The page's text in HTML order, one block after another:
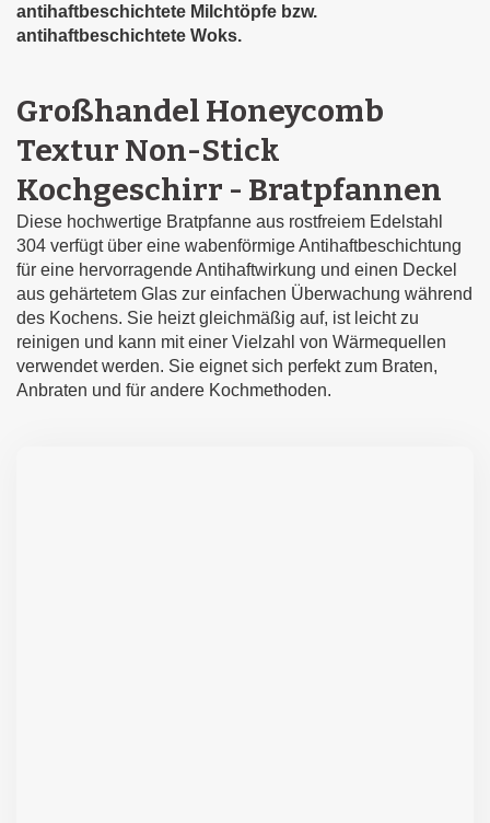
antihaftbeschichtete Milchtöpfe bzw.
antihaftbeschichtete Woks.
Großhandel Honeycomb
Textur Non-Stick
Kochgeschirr - Bratpfannen
Diese hochwertige Bratpfanne aus rostfreiem Edelstahl
304 verfügt über eine wabenförmige Antihaftbeschichtung
für eine hervorragende Antihaftwirkung und einen Deckel
aus gehärtetem Glas zur einfachen Überwachung während
des Kochens. Sie heizt gleichmäßig auf, ist leicht zu
reinigen und kann mit einer Vielzahl von Wärmequellen
verwendet werden. Sie eignet sich perfekt zum Braten,
Anbraten und für andere Kochmethoden.